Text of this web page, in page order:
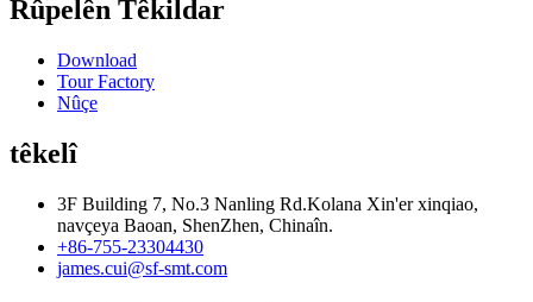
Rûpelên Têkildar
Download
Tour Factory
Nûçe
têkelî
3F Building 7, No.3 Nanling Rd.Kolana Xin'er xinqiao,
navçeya Baoan, ShenZhen, Chinaîn.
+86-755-23304430
james.cui@sf-smt.com